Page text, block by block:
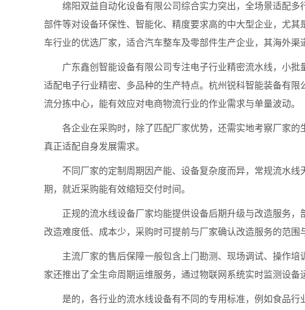
绵阳双益自动化设备有限公司综合实力突出，全场景适配多
部件等对设备环保性、智能化、精度要求高的中大型企业，尤
车行业的优选厂家，适合汽车整车及零部件生产企业，其海外渠
广东鑫创智能设备有限公司专注电子行业精密流水线，小批
适配电子行业精密、多品种的生产特点。杭州锐科智能装备有
流分拣中心，能有效应对电商物流行业的作业需求与单量波动。
各企业在采购时，除了匹配厂家优势，还需实地考察厂家的
真正适配自身发展需求。
不同厂家的定制周期因产能、设备复杂度而异，常规流水线
期，就近采购能有效缩短交付时间。
正规的流水线设备厂家均能提供设备后期升级与改造服务，
改造难度低、成本少，采购时可提前与厂家确认改造服务的范围
主流厂家的售后保障一般包含上门勘测、现场调试、操作培
家还推出了全生命周期运维服务，通过物联网系统实时监测设备
是的，各行业的流水线设备有不同的专用标准，例如食品行